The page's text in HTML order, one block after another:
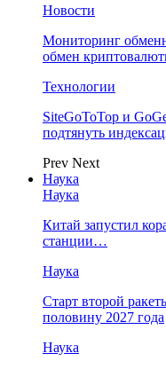
Новости
Мониторинг
обмен
Технологии
SiteGoToTop и
подтянуть
Prev Next
Наука
Наука
Китай запустил
станции…
Наука
Старт второй
половину 2027 года
Наука